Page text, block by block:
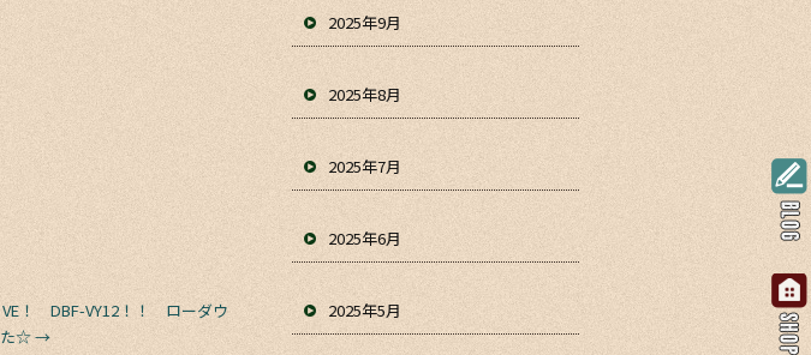
！ DBF-VY12！！ ローダウ
た☆→
2025年9月
2025年8月
2025年7月
2025年6月
2025年5月